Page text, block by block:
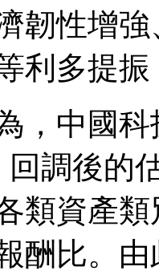
韌性增
利多提
，中國
回調後
類資產
酬比。